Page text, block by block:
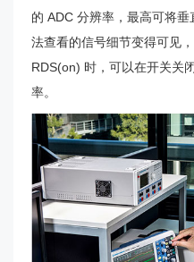
的 ADC 分辨率，最高可将
法查看的信号细节变得可见
RDS(on) 时，可以在开关关
率。